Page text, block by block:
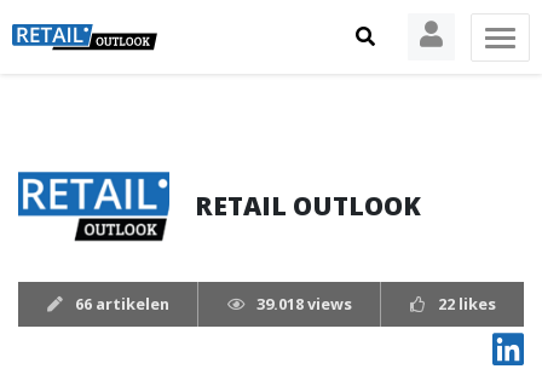
RETAIL OUTLOOK
66 artikelen 39.018 views 22 likes